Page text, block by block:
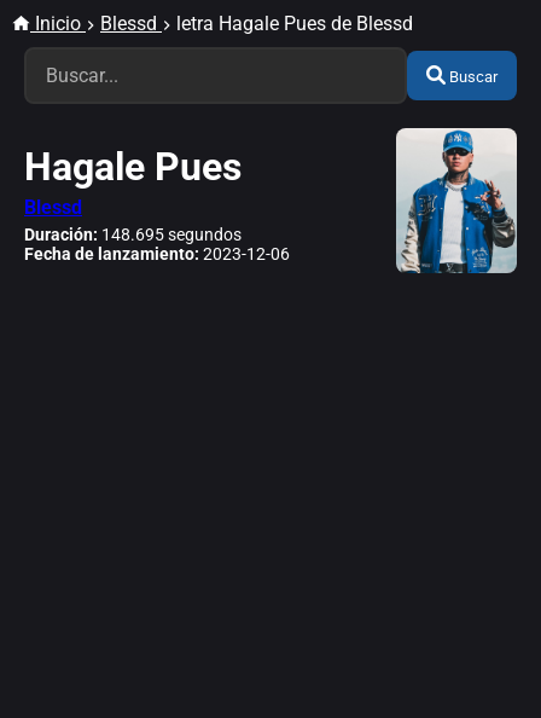
Inicio Blessd letra Hagale Pues de Blessd
Buscar
Hagale Pues
Blessd
Duración: 148.695 segundos
Fecha de lanzamiento: 2023-12-06